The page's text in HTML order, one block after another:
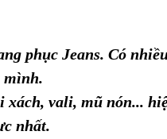
phục Jeans. Có
mình.
xách, vali, mũ nón...
nhất.